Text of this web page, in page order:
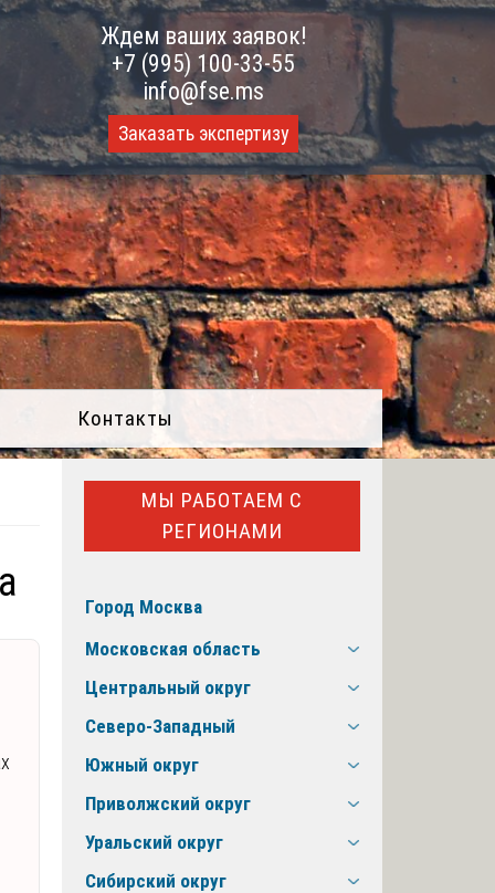
Ждем ваших заявок!
+7 (995) 100-33-55
info@fse.ms
Заказать экспертизу
Контакты
МЫ РАБОТАЕМ С
РЕГИОНАМИ
Город Москва
Московская область
Центральный округ
Северо-Западный
Южный округ
Приволжский округ
Уральский округ
Сибирский округ